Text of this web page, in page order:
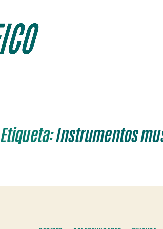
Etiqueta:Instrumentos